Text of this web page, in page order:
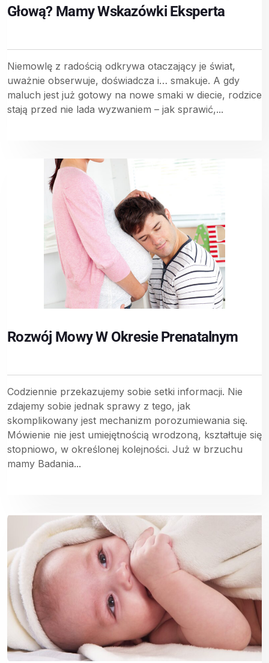
Głową? Mamy Wskazówki Eksperta
Niemowlę z radością odkrywa otaczający je świat,
uważnie obserwuje, doświadcza i… smakuje. A gdy
maluch jest już gotowy na nowe smaki w diecie, rodzice
stają przed nie lada wyzwaniem – jak sprawić,...
Rozwój Mowy W Okresie Prenatalnym
Codziennie przekazujemy sobie setki informacji. Nie
zdajemy sobie jednak sprawy z tego, jak
skomplikowany jest mechanizm porozumiewania się.
Mówienie nie jest umiejętnością wrodzoną, kształtuje się
stopniowo, w określonej kolejności. Już w brzuchu
mamy Badania...